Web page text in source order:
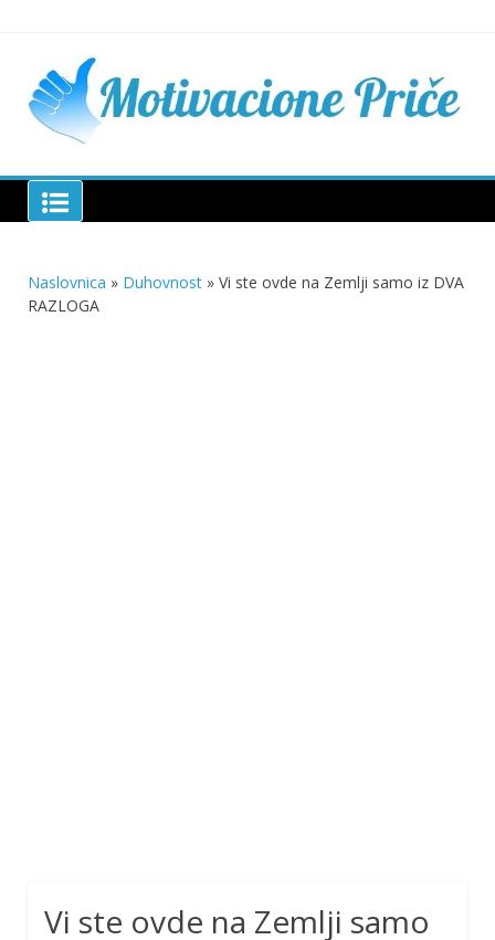
Motivacione Priče
Naslovnica » Duhovnost » Vi ste ovde na Zemlji samo iz DVA
RAZLOGA
Vi ste ovde na Zemlji samo